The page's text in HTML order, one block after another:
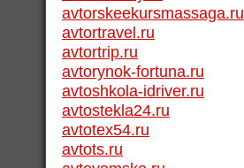
avtorskeekursmassaga.ru
avtortravel.ru
avtortrip.ru
avtorynok-fortuna.ru
avtoshkola-idriver.ru
avtostekla24.ru
avtotex54.ru
avtots.ru